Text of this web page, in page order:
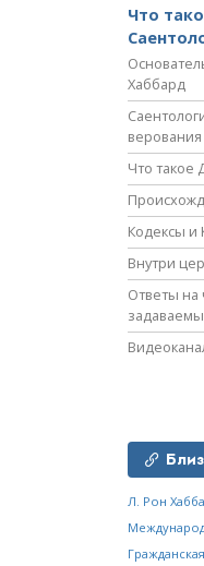
Что
Хаббард
верования
Что такое
Кодексы и
Внутри
Ответы на
Л. Рон